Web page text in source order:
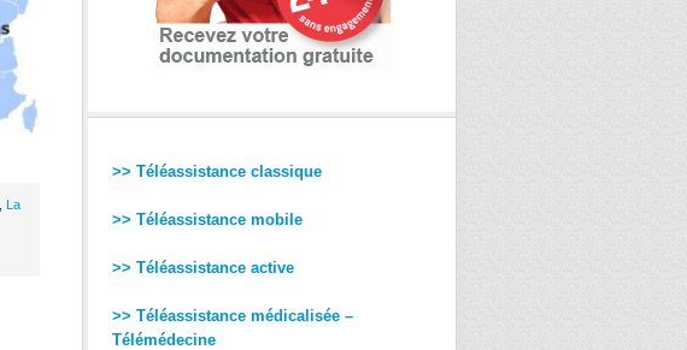
La
>> Téléassistance classique
>> Téléassistance mobile
>> Téléassistance active
>> Téléassistance médicalisée –
Télémédecine